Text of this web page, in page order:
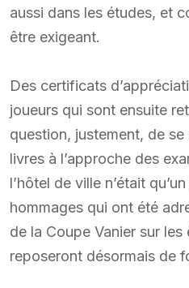
aussi dans les études, et
être exigeant.
Des certificats
joueurs qui sont ensuite
question, justement, de
livres à l’approche des
l’hôtel de ville n’était
hommages qui ont été
de la Coupe Vanier sur
reposeront désormais de